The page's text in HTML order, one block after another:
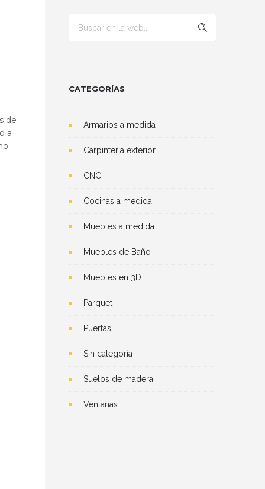
de
a
CATEGORÍAS
Armarios a medida
Carpintería exterior
CNC
Cocinas a medida
Muebles a medida
Muebles de Baño
Muebles en 3D
Parquet
Puertas
Sin categoría
Suelos de madera
Ventanas